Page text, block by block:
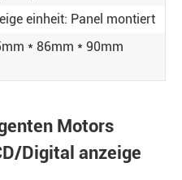
einheit: Panel montiert
* 86mm * 90mm
Motors
Digital anzeige